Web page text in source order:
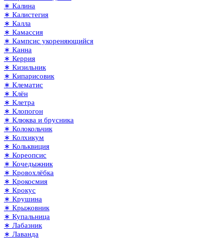
∗ Калина
∗ Калистегия
∗ Калла
∗ Камассия
∗ Кампсис укореняющийся
∗ Канна
∗ Керрия
∗ Кизильник
∗ Кипарисовик
∗ Клематис
∗ Клён
∗ Клетра
∗ Клопогон
∗ Клюква и брусника
∗ Колокольчик
∗ Колхикум
∗ Кольквиция
∗ Кореопсис
∗ Кочедыжник
∗ Кровохлёбка
∗ Крокосмия
∗ Крокус
∗ Крушина
∗ Крыжовник
∗ Купальница
∗ Лабазник
∗ Лаванда